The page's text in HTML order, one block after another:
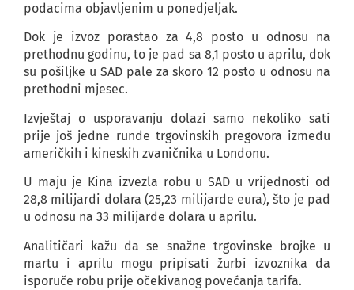
podacima objavljenim u ponedjeljak.
Dok je izvoz porastao za 4,8 posto u odnosu na
prethodnu godinu, to je pad sa 8,1 posto u aprilu, dok
su pošiljke u SAD pale za skoro 12 posto u odnosu na
prethodni mjesec.
Izvještaj o usporavanju dolazi samo nekoliko sati
prije još jedne runde trgovinskih pregovora između
američkih i kineskih zvaničnika u Londonu.
U maju je Kina izvezla robu u SAD u vrijednosti od
28,8 milijardi dolara (25,23 milijarde eura), što je pad
u odnosu na 33 milijarde dolara u aprilu.
Analitičari kažu da se snažne trgovinske brojke u
martu i aprilu mogu pripisati žurbi izvoznika da
isporuče robu prije očekivanog povećanja tarifa.